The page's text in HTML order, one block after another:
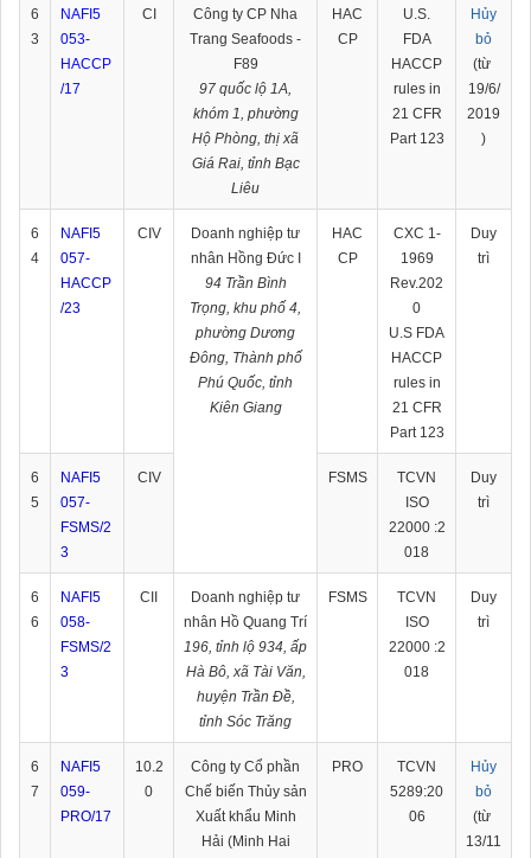
6
3
NAFI5
053-
HACCP
/17
CI
Công ty CP Nha
Trang Seafoods -
F89
97 quốc lộ 1A,
khóm 1, phường
Hộ Phòng, thị xã
Giá Rai, tỉnh Bạc
Liêu
HAC
CP
U.S.
FDA
HACCP
rules in
21 CFR
Part 123
Hủy
bỏ
(từ
19/6/
2019
)
6
4
NAFI5
057-
HACCP
/23
CIV
Doanh nghiệp tư
nhân Hồng Đức I
94 Trần Bình
Trọng, khu phố 4,
phường Dương
Đông, Thành phố
Phú Quốc, tỉnh
Kiên Giang
HAC
CP
CXC 1-
1969
Rev.202
0
U.S FDA
HACCP
rules in
21 CFR
Part 123
Duy
trì
6
5
NAFI5
057-
FSMS/2
3
CIV FSMS
TCVN
ISO
22000 :2
018
Duy
trì
6
6
NAFI5
058-
FSMS/2
3
CII
Doanh nghiệp tư
nhân Hồ Quang Trí
196, tỉnh lộ 934, ấp
Hà Bô, xã Tài Văn,
huyện Trần Đề,
tỉnh Sóc Trăng
FSMS
TCVN
ISO
22000 :2
018
Duy
trì
6
7
NAFI5
059-
PRO/17
10.2
0
Công ty Cổ phần
Chế biến Thủy sản
Xuất khẩu Minh
Hải (Minh Hai
PRO
TCVN
5289:20
06
Hủy
bỏ
(từ
13/11